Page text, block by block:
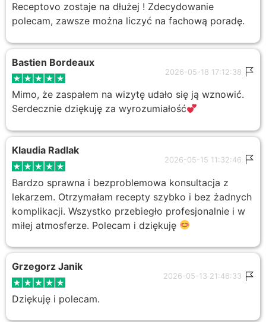
Receptovo zostaje na dłużej ! Zdecydowanie
polecam, zawsze można liczyć na fachową poradę.
Bastien Bordeaux
2026-05-18 17:12:38
Mimo, że zaspałem na wizytę udało się ją wznowić.
Serdecznie dziękuję za wyrozumiałość
Klaudia Radlak
2026-05-15 11:32:46
Bardzo sprawna i bezproblemowa konsultacja z
lekarzem. Otrzymałam recepty szybko i bez żadnych
komplikacji. Wszystko przebiegło profesjonalnie i w
miłej atmosferze. Polecam i dziękuję
Grzegorz Janik
2026-05-13 21:46:33
Dziękuję i polecam.